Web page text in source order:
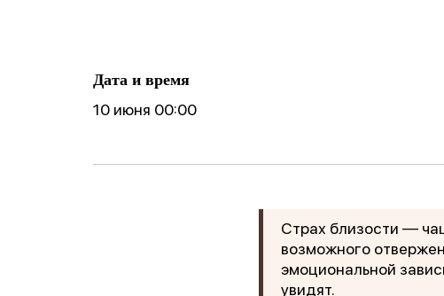
Дата и время
10 июня 00:00
Страх близости —
возможного
эмоциональной
увидят.